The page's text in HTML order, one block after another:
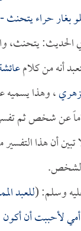
بغار حراء يتحنث -
الحديث: يتحنث،
أنه من كلام
، وهذا يسميه
عن شخص ثم
أن هذا
الشخص.
وسلم: (للعبد
لأحببت أن أكون